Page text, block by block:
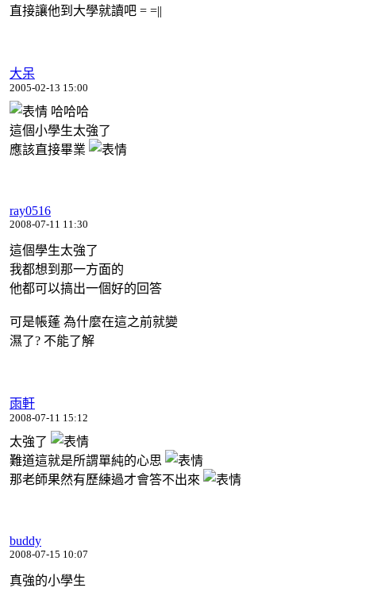
直接讓他到大學就讀吧 = =||
大呆
2005-02-13 15:00
哈哈哈
這個小學生太強了
應該直接畢業
ray0516
2008-07-11 11:30
這個學生太強了
我都想到那一方面的
他都可以搞出一個好的回答
可是帳蓬 為什麼在這之前就變
濕了? 不能了解
雨軒
2008-07-11 15:12
太強了
難道這就是所謂單純的心思
那老師果然有歷練過才會答不出來
buddy
2008-07-15 10:07
真強的小學生